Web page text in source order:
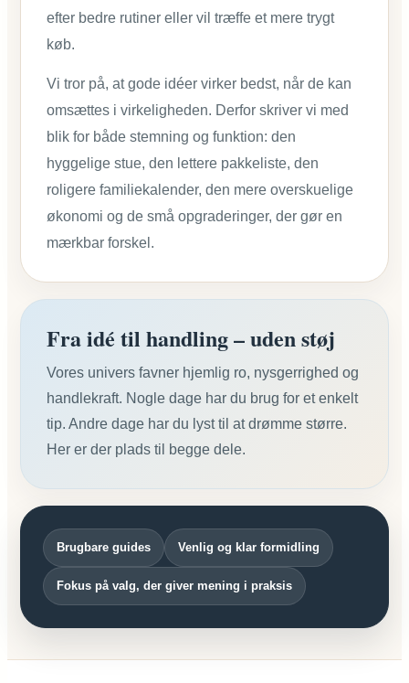
efter bedre rutiner eller vil træffe et mere trygt
køb.
Vi tror på, at gode idéer virker bedst, når de kan
omsættes i virkeligheden. Derfor skriver vi med
blik for både stemning og funktion: den
hyggelige stue, den lettere pakkeliste, den
roligere familiekalender, den mere overskuelige
økonomi og de små opgraderinger, der gør en
mærkbar forskel.
Fra idé til handling – uden støj
Vores univers favner hjemlig ro, nysgerrighed og
handlekraft. Nogle dage har du brug for et enkelt
tip. Andre dage har du lyst til at drømme større.
Her er der plads til begge dele.
Brugbare guides Venlig og klar formidling
Fokus på valg, der giver mening i praksis